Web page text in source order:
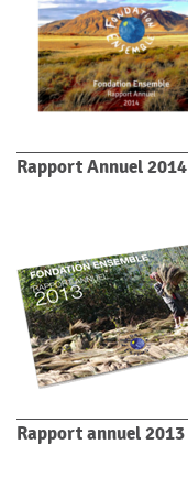
Rapport Annuel 2014
Rapport annuel 2013